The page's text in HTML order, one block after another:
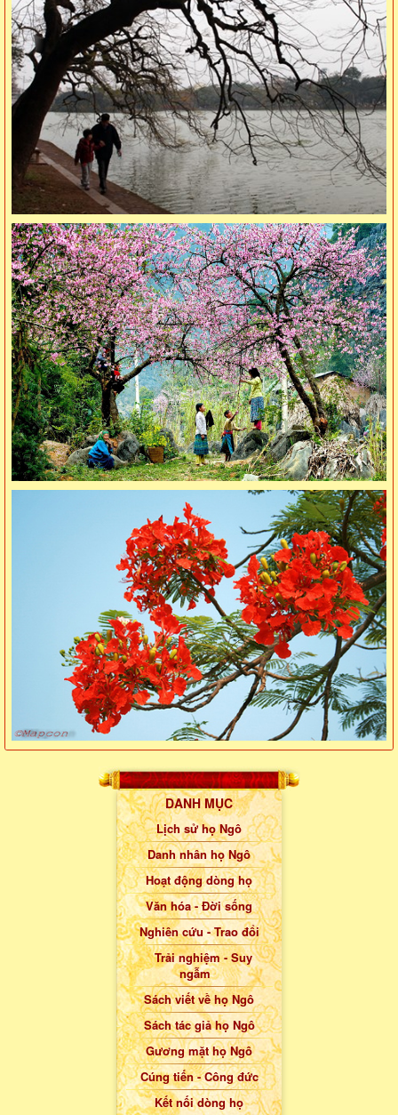
DANH MỤC
Lịch sử họ Ngô
Danh nhân họ Ngô
Hoạt động dòng họ
Văn hóa - Đời sống
Nghiên cứu - Trao đổi
Trải nghiệm - Suy
ngẫm
Sách viết về họ Ngô
Sách tác giả họ Ngô
Gương mặt họ Ngô
Cúng tiến - Công đức
Kết nối dòng họ